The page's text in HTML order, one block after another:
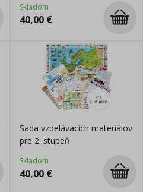
Skladom
40,00 €
Sada vzdelávacích materiálov
pre 2. stupeň
Skladom
40,00 €